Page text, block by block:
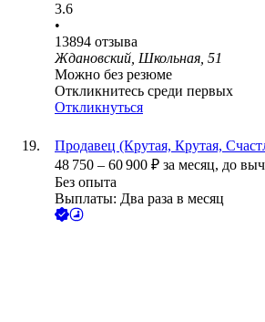
3.6
•
13894 отзыва
Ждановский, Школьная, 51
Можно без резюме
Откликнитесь среди первых
Откликнуться
Продавец (Крутая, Крутая,
48 750 – 60 900 ₽ за месяц, до
Без опыта
Выплаты: Два раза в месяц